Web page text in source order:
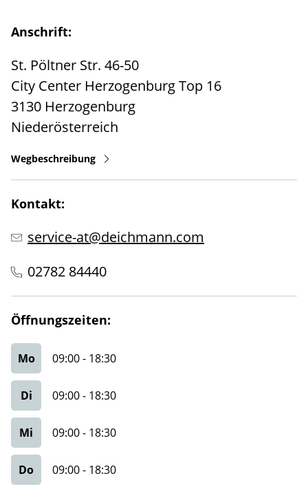
Anschrift:
St. Pöltner Str. 46-50
City Center Herzogenburg Top 16
3130 Herzogenburg
Niederösterreich
Wegbeschreibung
Kontakt:
service-at@deichmann.com
02782 84440
Öffnungszeiten:
Mo 09:00- 18:30
Di 09:00- 18:30
Mi 09:00- 18:30
Do 09:00- 18:30